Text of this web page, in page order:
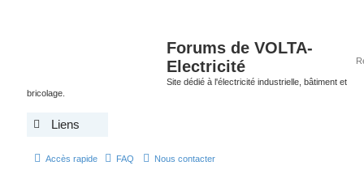
Forums de VOLTA-
Electricité
Site dédié à l'électricité industrielle, bâtiment et
bricolage.
Liens
Accès rapide FAQ Nous contacter